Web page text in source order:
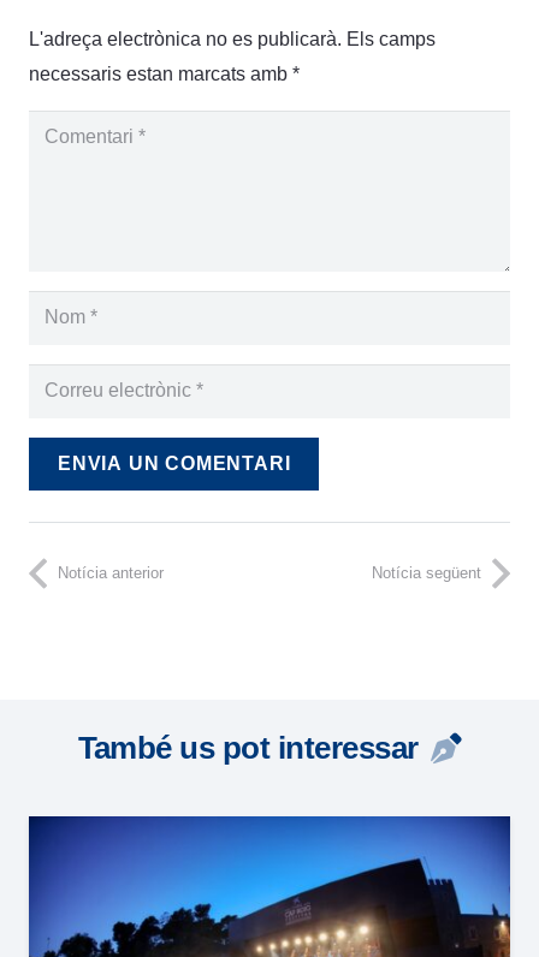
L'adreça electrònica no es publicarà. Els camps
necessaris estan marcats amb *
ENVIA UN COMENTARI
Notícia anterior Notícia següent
També us pot interessar